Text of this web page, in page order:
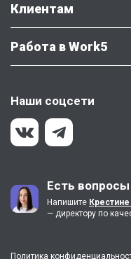
Клиентам
Работа в Work5
Наши соцсети
Есть
Напишите
— директору по
Политика